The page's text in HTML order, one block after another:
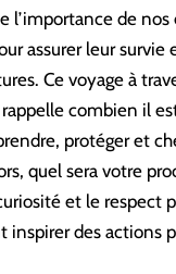
l’importance de
assurer leur survie
Ce voyage à
combien il
protéger et
quel sera votre
et le respect
inspirer des actions